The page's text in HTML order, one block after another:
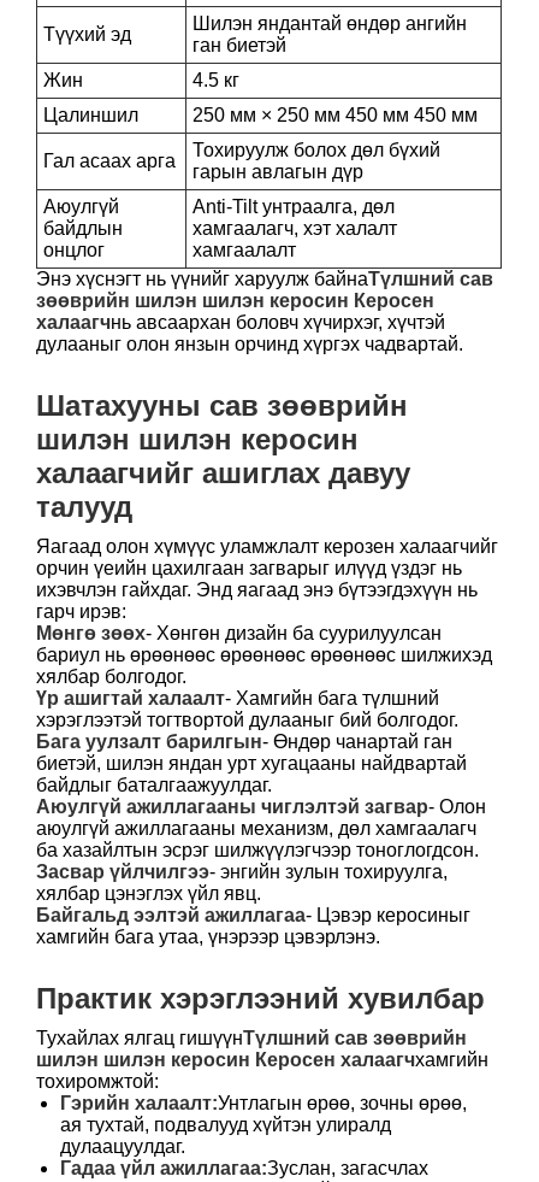
Түүхий эд
Шилэн яндантай өндөр ангийн
ган биетэй
Жин
4.5 кг
Цалиншил
250 мм × 250 мм 450 мм 450 мм
Гал асаах арга
Тохируулж болох дөл бүхий
гарын авлагын дүр
Аюулгүй
байдлын
онцлог
Anti-Tilt унтраалга, дөл
хамгаалагч, хэт халалт
хамгаалалт
Энэ хүснэгт нь үүнийг харуулж байнаТүлшний сав
зөөврийн шилэн шилэн керосин Керосен
халаагчнь авсаархан боловч хүчирхэг, хүчтэй
дулааныг олон янзын орчинд хүргэх чадвартай.
Шатахууны сав зөөврийн
шилэн шилэн керосин
халаагчийг ашиглах давуу
талууд
Яагаад олон хүмүүс уламжлалт керозен халаагчийг
орчин үеийн цахилгаан загварыг илүүд үздэг нь
ихэвчлэн гайхдаг. Энд яагаад энэ бүтээгдэхүүн нь
гарч ирэв:
Мөнгө зөөх- Хөнгөн дизайн ба суурилуулсан
бариул нь өрөөнөөс өрөөнөөс өрөөнөөс шилжихэд
хялбар болгодог.
Үр ашигтай халаалт- Хамгийн бага түлшний
хэрэглээтэй тогтвортой дулааныг бий болгодог.
Бага уулзалт барилгын- Өндөр чанартай ган
биетэй, шилэн яндан урт хугацааны найдвартай
байдлыг баталгаажуулдаг.
Аюулгүй ажиллагааны чиглэлтэй загвар- Олон
аюулгүй ажиллагааны механизм, дөл хамгаалагч
ба хазайлтын эсрэг шилжүүлэгчээр тоноглогдсон.
Засвар үйлчилгээ- энгийн зулын тохируулга,
хялбар цэнэглэх үйл явц.
Байгальд ээлтэй ажиллагаа- Цэвэр керосиныг
хамгийн бага утаа, үнэрээр цэвэрлэнэ.
Практик хэрэглээний хувилбар
Тухайлах ялгац гишүүнТүлшний сав зөөврийн
шилэн шилэн керосин Керосен халаагчхамгийн
тохиромжтой:
Гэрийн халаалт:Унтлагын өрөө, зочны өрөө,
ая тухтай, подвалууд хүйтэн улиралд
дулаацуулдаг.
Гадаа үйл ажиллагаа:Зуслан, загасчлах